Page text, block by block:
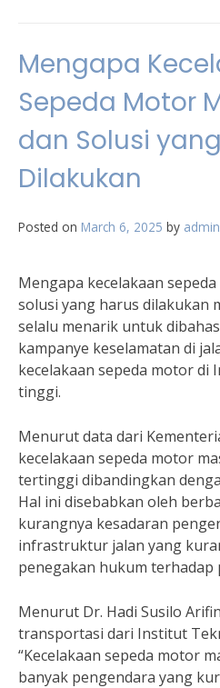
Mengapa
Sepeda Motor
dan Solusi
Dilakukan
Posted on March 6, 2025 by
Mengapa kecelakaan
solusi yang harus dilakukan
selalu menarik untuk
kampanye keselamatan di
kecelakaan sepeda motor di
tinggi.
Menurut data dari
kecelakaan sepeda motor
tertinggi dibandingkan
Hal ini disebabkan oleh
kurangnya kesadaran
infrastruktur jalan yang
penegakan hukum terhadap
Menurut Dr. Hadi Susilo
transportasi dari Institut
“Kecelakaan sepeda motor
banyak pengendara yang